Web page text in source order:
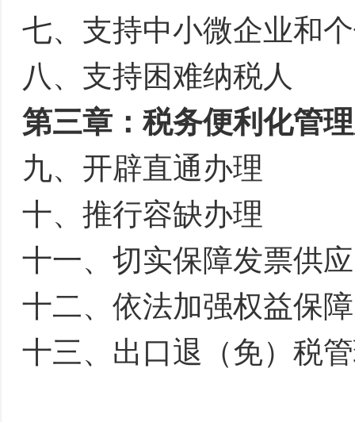
七、支持中小微企业和
八、支持困难纳税人
第三章：税务便利化管
九、开辟直通办理
十、推行容缺办理
十一、切实保障发票供应
十二、依法加强权益保障
十三、出口退（免）税